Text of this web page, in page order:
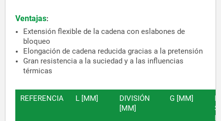
Ventajas:
Extensión flexible de la cadena con eslabones de
bloqueo
Elongación de cadena reducida gracias a la pretensión
Gran resistencia a la suciedad y a las influencias
térmicas
REFERENCIA L [MM]
DIVISIÓN
[MM]
G [MM]